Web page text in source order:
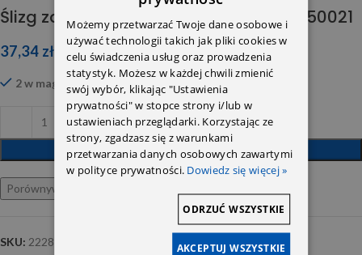
Ślizg zderzaka DB221 L bez AMG 2228850021
37,34 zł
2 w magazynie
DODAJ DO KOSZYKA
Porównywarka
SKU: 2228850021
Możemy przetwarzać Twoje dane osobowe i
używać technologii takich jak pliki cookies w
celu świadczenia usług oraz prowadzenia
statystyk. Możesz w każdej chwili zmienić
swój wybór, klikając "Ustawienia
prywatności" w stopce strony i/lub w
ustawieniach przeglądarki. Korzystając ze
strony, zgadzasz się z warunkami
przetwarzania danych osobowych zawartymi
w polityce prywatności. Dowiedz się więcej »
AKCEPTUJ WSZYSTKIE
ODRZUĆ WSZYSTKIE